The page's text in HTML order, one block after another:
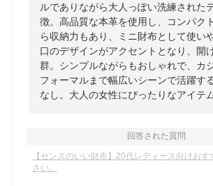
ルでありながら大人っぽい洗練された
徴。高品質な本革を使用し、コンパク
ら収納力もあり、ミニ財布として使い
口のデザインがアクセントとなり、開
群。シンプルながらもおしゃれで、カ
フォーマルまで幅広いシーンで活躍す
なし。大人の女性にぴったりなアイテ
回答された質問
【センスのいい財布】20代レディース向けお
さい。